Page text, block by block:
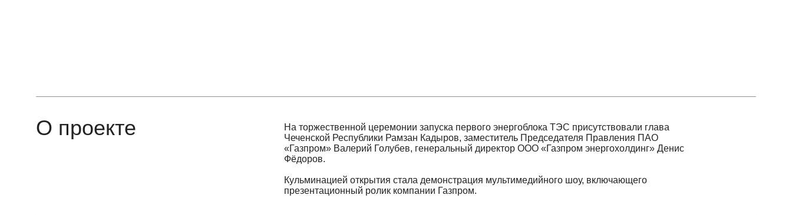
О проекте
На торжественной церемонии запуска первого энергоблока ТЭС присутствовали глава
Фёдоров.
Кульминацией открытия стала демонстрация мультимедийного шоу, включающего
презентационный ролик компании Газпром.